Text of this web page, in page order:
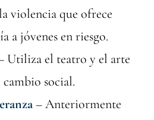
violencia que ofrece
a jóvenes en riesgo.
Utiliza el teatro y el arte
social.
– Anteriormente